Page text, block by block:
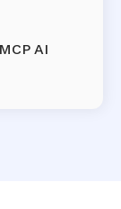
AI